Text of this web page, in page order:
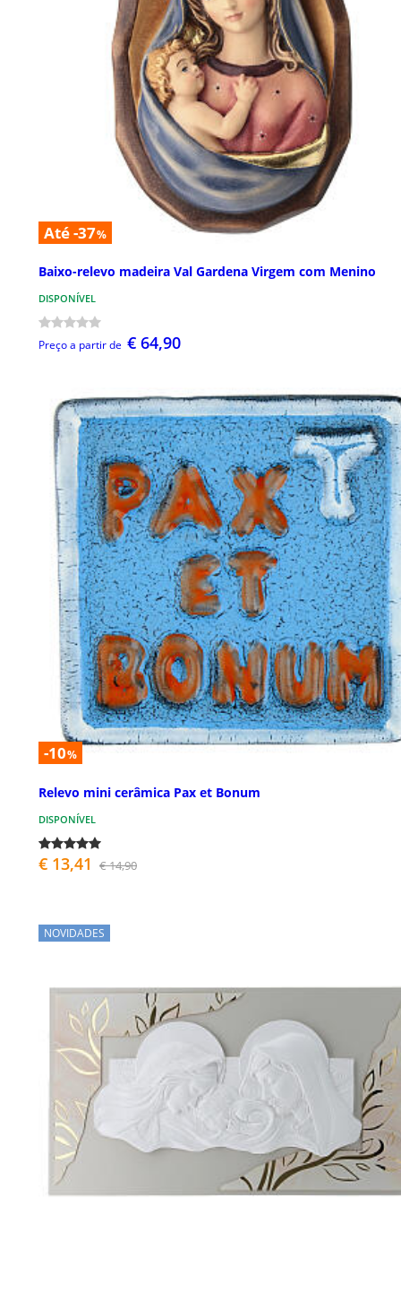
Até -37%
Baixo-relevo madeira Val Gardena Virgem com Menino
DISPONÍVEL
Preço a partir de € 64,90
-10%
Relevo mini cerâmica Pax et Bonum
DISPONÍVEL
€ 13,41 € 14,90
NOVIDADES